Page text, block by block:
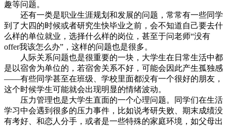
趣等问题。
还有一类是职业生涯规划和发展的问题，常常有一些同学
到了大四的时候或者研究生快毕业之前，会不知道自己要去什
么样的单位就业，选择什么样的岗位，甚至于问老师“没有
offer我该怎么办”，这样的问题也是很多。
人际关系问题也是很重要的一块，大学生在日常生活中都
是以宿舍为单位的，若宿舍关系不好，可能会因此产生孤独感
——有些同学甚至在班级、学校里面都没有一个很好的朋友，
这个时候学生可能就会出现明显的情绪波动。
压力管理也是大学生直面的一个心理问题。同学们在生活
学习中会遇到很多的压力事件，比如说考研失败、期末成绩没
有考好、和恋人分手，或者是一些特殊的家庭环境，如父母出